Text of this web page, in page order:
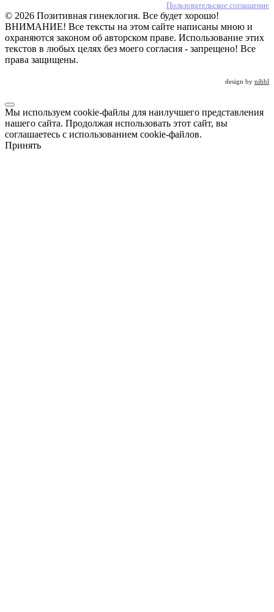
Пользовательское соглашение
© 2026 Позитивная гинеклогия. Все будет хорошо!
ВНИМАНИЕ! Все тексты на этом сайте написаны мною и
охраняются законом об авторском праве. Использование этих
текстов в любых целях без моего согласия - запрещено! Все
права защищены.
design by nibbl
Мы используем cookie-файлы для наилучшего представления
нашего сайта. Продолжая использовать этот сайт, вы
соглашаетесь с использованием cookie-файлов.
Принять